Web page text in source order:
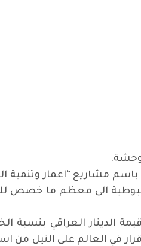
مشاريع “اعمار وتنمية
الى معظم ما خصص
الدينار العراقي بنسبة
في العالم على النيل من